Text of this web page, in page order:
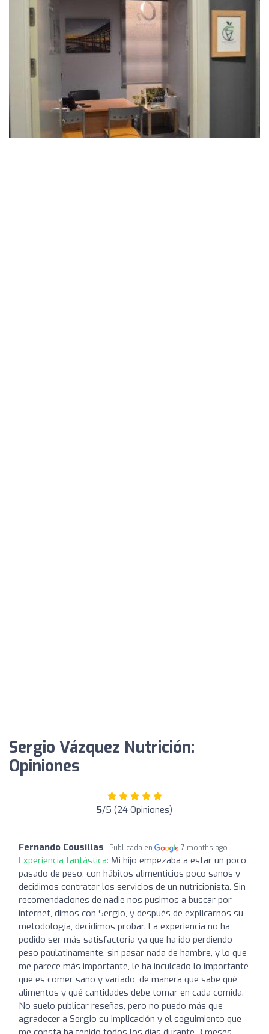
Sergio Vázquez Nutrición:
Opiniones
5/5 (24 Opiniones)
Fernando Cousillas Publicada en 7 months ago
Experiencia fantástica: Mi hijo empezaba a estar un poco
pasado de peso, con hábitos alimenticios poco sanos y
decidimos contratar los servicios de un nutricionista. Sin
recomendaciones de nadie nos pusimos a buscar por
internet, dimos con Sergio, y después de explicarnos su
metodología, decidimos probar. La experiencia no ha
podido ser más satisfactoria ya que ha ido perdiendo
peso paulatinamente, sin pasar nada de hambre, y lo que
me parece más importante, le ha inculcado lo importante
que es comer sano y variado, de manera que sabe qué
alimentos y qué cantidades debe tomar en cada comida.
No suelo publicar reseñas, pero no puedo más que
agradecer a Sergio su implicación y el seguimiento que